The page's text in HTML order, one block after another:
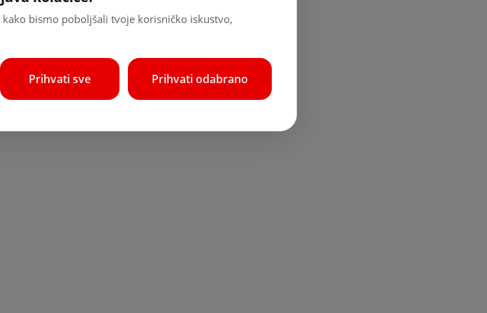
bismo poboljšali tvoje korisničko iskustvo,
Prihvati odabrano
Prihvati sve